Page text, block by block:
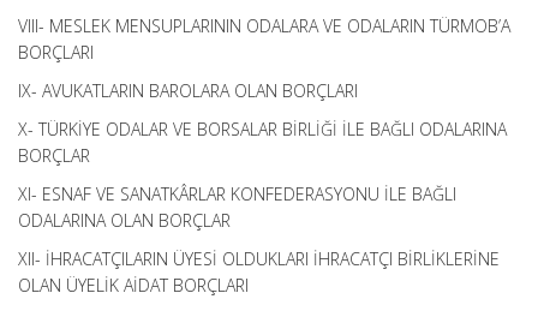
VIII- MESLEK MENSUPLARININ ODALARA VE ODALARIN TÜRMOB’A
BORÇLARI
IX- AVUKATLARIN BAROLARA OLAN BORÇLARI
X- TÜRKİYE ODALAR VE BORSALAR BİRLİĞİ İLE BAĞLI ODALARINA
BORÇLAR
XI- ESNAF VE SANATKÂRLAR KONFEDERASYONU İLE BAĞLI
ODALARINA OLAN BORÇLAR
XII- İHRACATÇILARIN ÜYESİ OLDUKLARI İHRACATÇI BİRLİKLERİNE
OLAN ÜYELİK AİDAT BORÇLARI